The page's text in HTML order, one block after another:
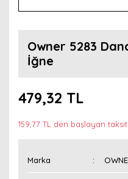
Owner 5283
İğne
479,32 TL
159,77 TL den başlayan
Marka